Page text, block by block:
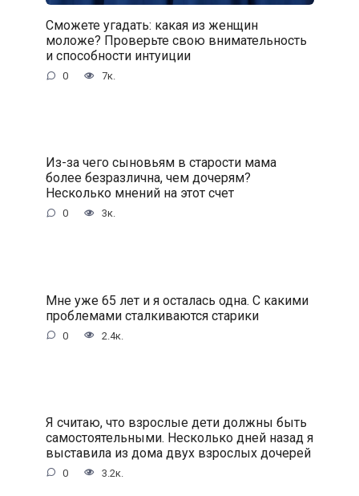
Сможете угадать: какая из женщин
моложе? Проверьте свою внимательность
и способности интуиции
0 7к.
Из-за чего сыновьям в старости мама
более безразлична, чем дочерям?
Несколько мнений на этот счет
0 3к.
Мне уже 65 лет и я осталась одна. С какими
проблемами сталкиваются старики
0 2.4к.
Я считаю, что взрослые дети должны быть
самостоятельными. Несколько дней назад я
выставила из дома двух взрослых дочерей
0 3.2к.